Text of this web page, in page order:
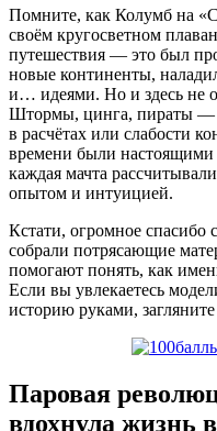
Помните, как Колумб на
своём кругосветном
путешествия — это был
новые континенты,
и… идеями. Но и здесь не
Штормы, цинга, пираты —
в расчётах или слабости
времени были
каждая мачта
опытом и интуицией.
Кстати, огромное спасибо
собрали потрясающие
помогают понять, как
Если вы увлекаетесь
историю руками, загляните
Паровая
вдохнула жизнь